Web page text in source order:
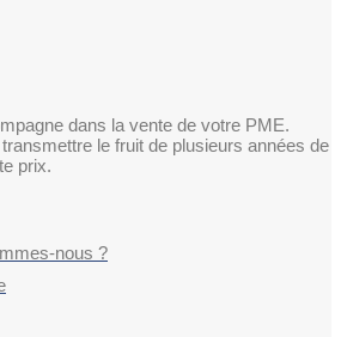
dans la vente de votre PME.
le fruit de plusieurs années de
prix.
nous ?